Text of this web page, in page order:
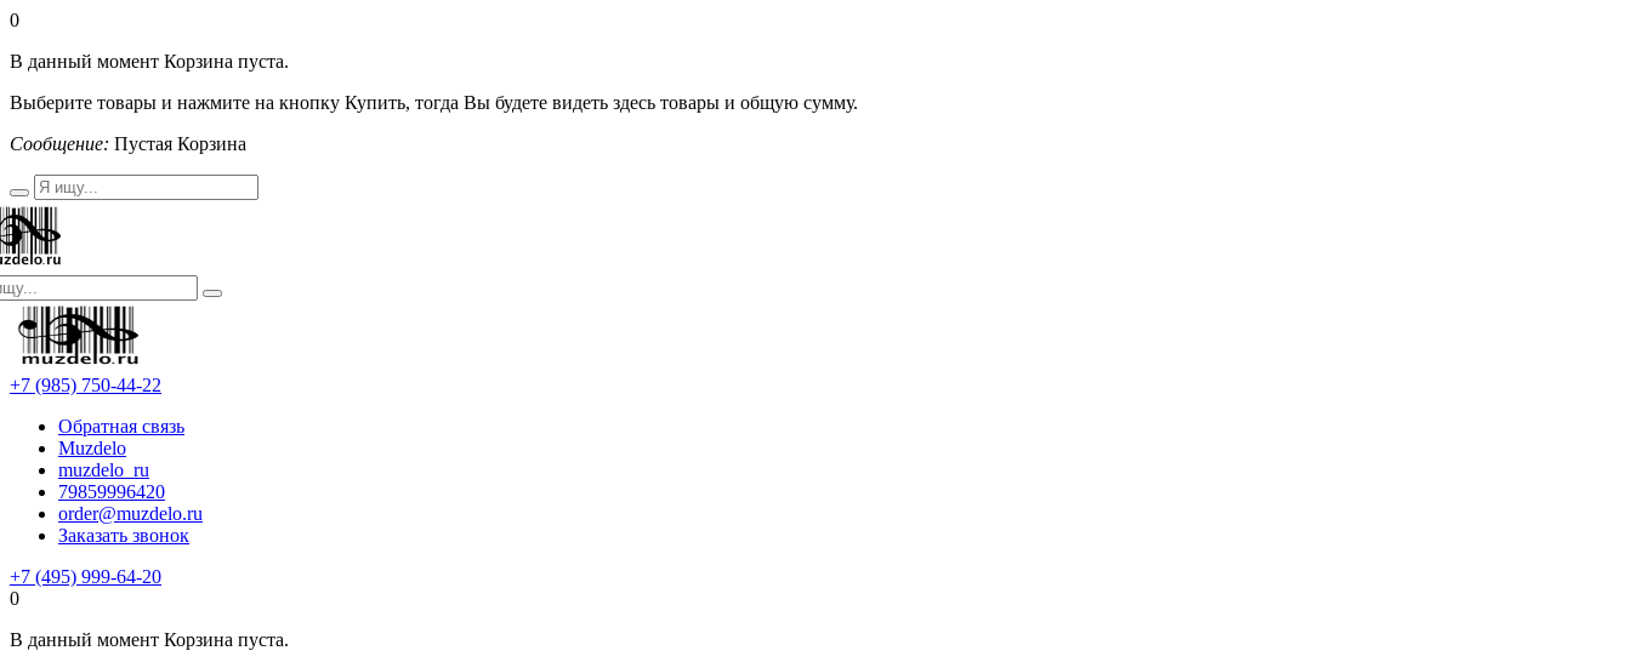
0
В данный момент Корзина пуста.
Выберите товары и нажмите на кнопку Купить, тогда Вы будете видеть здесь товары и общую сумму.
Сообщение: Пустая Корзина
+7 (985) 750-44-22
Обратная связь
Muzdelo
muzdelo_ru
79859996420
order@muzdelo.ru
Заказать звонок
+7 (495) 999-64-20
0
В данный момент Корзина пуста.